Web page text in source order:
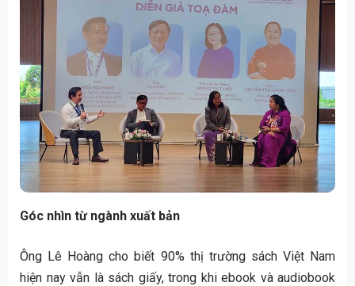
Góc nhìn từ ngành xuất bản
Ông Lê Hoàng cho biết 90% thị trường sách Việt Nam
hiện nay vẫn là sách giấy, trong khi ebook và audiobook